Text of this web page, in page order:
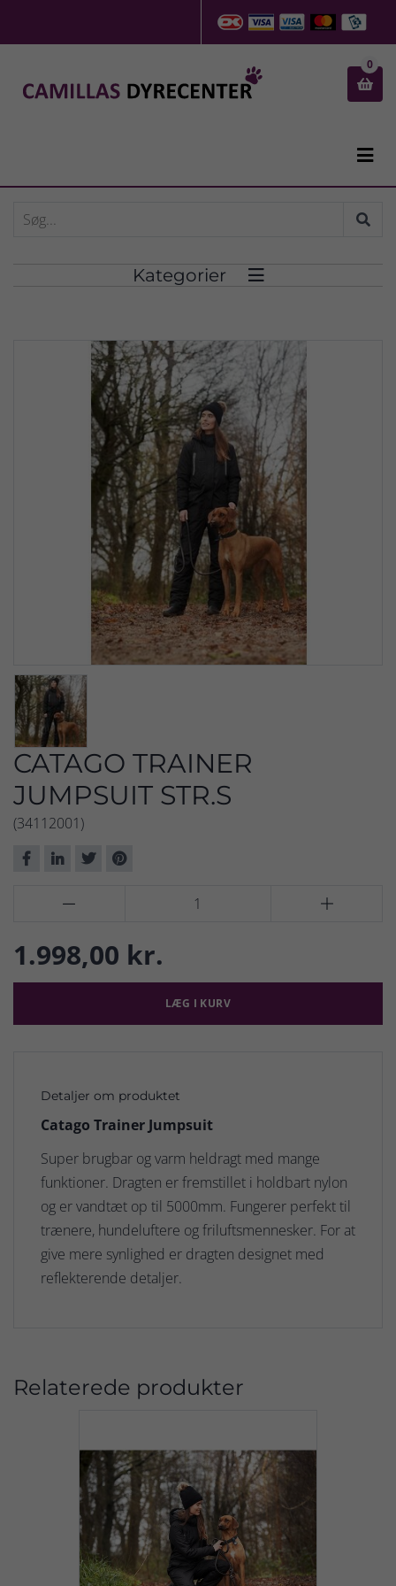

0

Kategorier 
CATAGO TRAINER
JUMPSUIT STR.S
(34112001)
 
1.998,00 kr.
LÆG I KURV
Detaljer om produktet
Catago Trainer Jumpsuit
Super brugbar og varm heldragt med mange
funktioner. Dragten er fremstillet i holdbart nylon
og er vandtæt op til 5000mm. Fungerer perfekt til
trænere, hundeluftere og friluftsmennesker. For at
give mere synlighed er dragten designet med
reflekterende detaljer.
Relaterede produkter